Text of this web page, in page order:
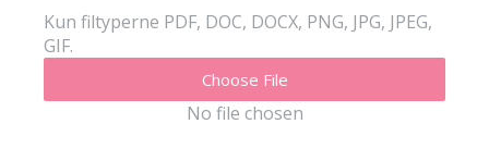
Kun filtyperne PDF, DOC, DOCX, PNG, JPG, JPEG,
GIF.
Choose File
No file chosen